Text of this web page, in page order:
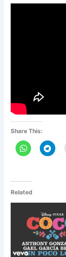
Share This:
Related